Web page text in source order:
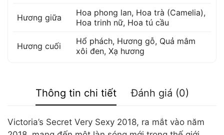
Hương giữa Hoa phong lan, Hoa trà (Camelia),
Hoa trinh nữ, Hoa tú cầu
Hương cuối Hổ phách, Hương gỗ, Quả mâm
xôi đen, Xạ hương
Thông tin chi tiết Đánh giá (0)
Victoria’s Secret Very Sexy 2018, ra mắt vào năm